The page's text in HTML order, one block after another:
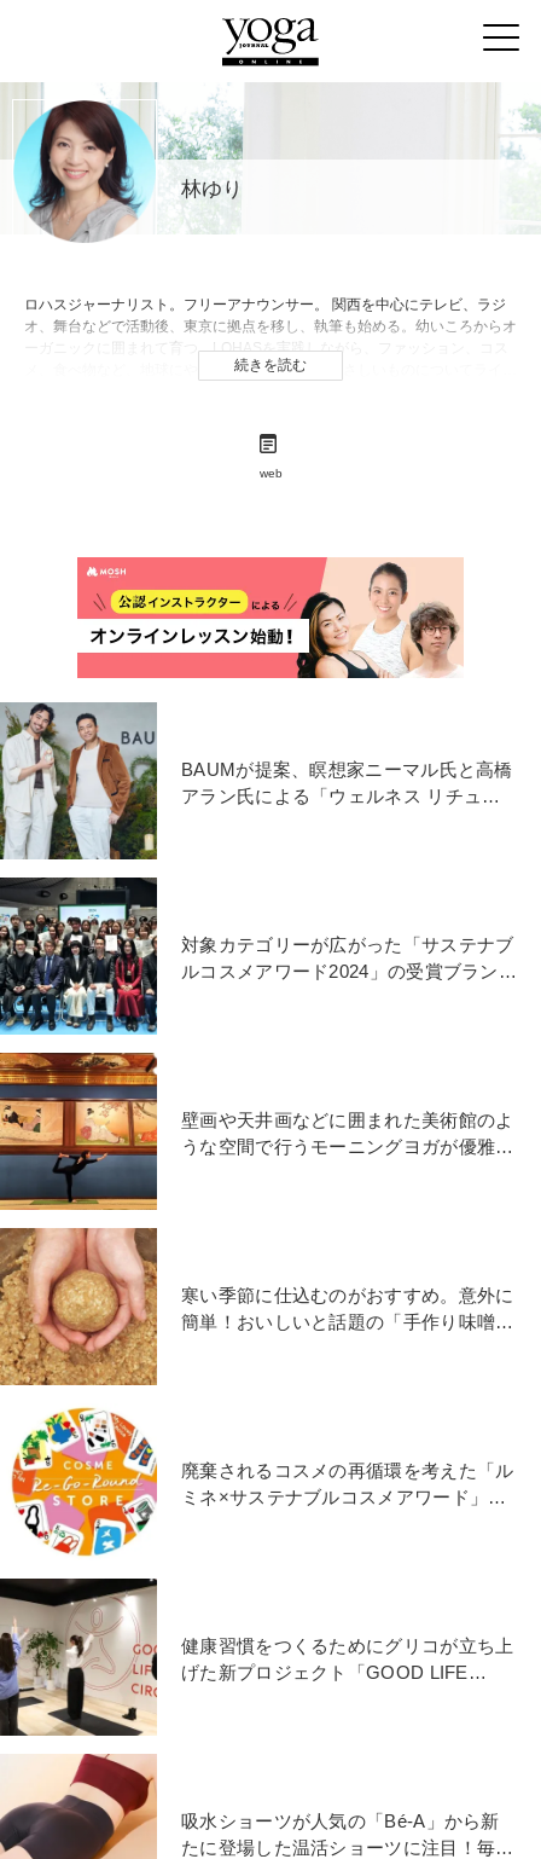
林ゆり
ロハスジャーナリスト。フリーアナウンサー。 関西を中心にテレビ、ラジ
オ、舞台などで活動後、東京に拠点を移し、執筆も始める。幼いころからオ
ーガニックに囲まれて育つ。LOHASを実践しながら、ファッション、コス
メ、食べ物など、地球にやさしく、私たちにもやさしいものについてライフ
続きを読む
web
BAUMが提案、瞑想家ニーマル氏と高橋
アラン氏による「ウェルネス リチュア
対象カテゴリーが広がった「サステナブ
ルコスメアワード2024」の受賞ブランド
壁画や天井画などに囲まれた美術館のよ
うな空間で行うモーニングヨガが優雅で
寒い季節に仕込むのがおすすめ。意外に
簡単！おいしいと話題の「手作り味噌」
廃棄されるコスメの再循環を考えた「ル
ミネ×サステナブルコスメアワード」の
健康習慣をつくるためにグリコが立ち上
げた新プロジェクト「GOOD LIFE
吸水ショーツが人気の「Bé-A」から新
たに登場した温活ショーツに注目！毎日